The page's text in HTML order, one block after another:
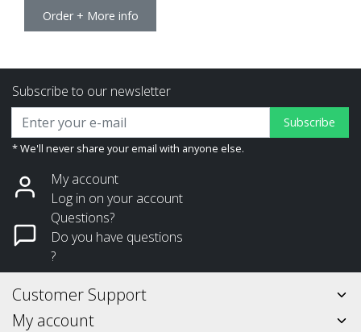
Order + More info
Subscribe to our newsletter
Subscribe
* We'll never share your email with anyone else.
My account
Log in on your account
Questions?
Do you have questions
?
Customer Support
My account